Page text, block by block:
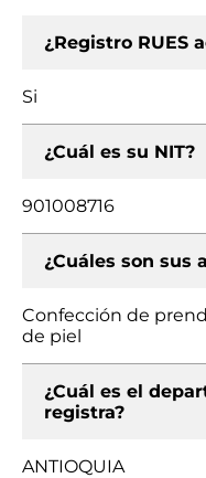
¿Registro RUES
Si
¿Cuál es su NIT?
901008716
¿Cuáles son sus
Confección de
de piel
¿Cuál es el
registra?
ANTIOQUIA